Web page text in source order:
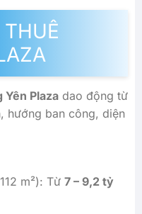
Yên Plaza dao động từ
hướng ban công, diện
m²): Từ 7 – 9,2 tỷ